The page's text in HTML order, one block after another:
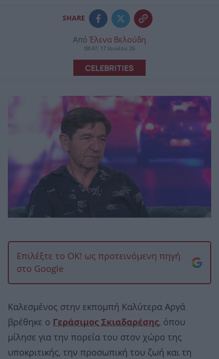
SHARE
Από Έλενα Βελούδη
08:47, 17 Ιουνίου 26
CELEBRITIES
Επιλέξτε το OK! ως προτεινόμενη πηγή
στο Google
Καλεσμένος στην εκπομπή Καλύτερα Αργά
βρέθηκε ο Γεράσιμος Σκιαδαρέσης, όπου
μίλησε για την πορεία του στον χώρο της
υποκριτικής, την προσωπική του ζωή και τη